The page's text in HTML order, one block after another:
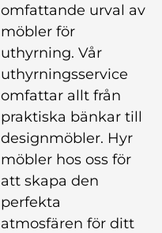
omfattande urval av
möbler för
uthyrning. Vår
uthyrningsservice
omfattar allt från
praktiska bänkar till
designmöbler. Hyr
möbler hos oss för
att skapa den
perfekta
atmosfären för ditt